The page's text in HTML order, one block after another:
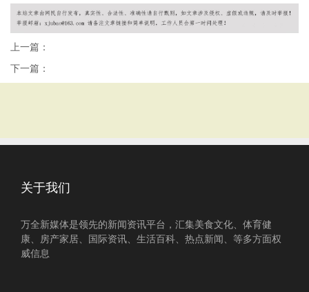
上一篇：
下一篇：
关于我们
万全新媒体是领先的新闻资讯平台，汇集美食文化、体育健
康、房产家居、国际资讯、生活百科、热点新闻、等多方面权
威信息